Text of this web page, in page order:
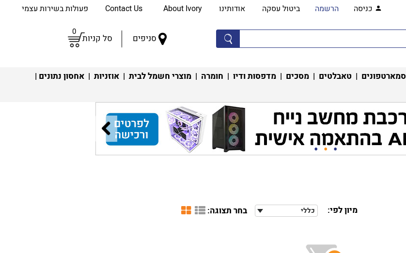
כניסה הרשמה ביטול עסקה אודותינו About Ivory פעולות בשירות עצמי
סניפים סל קניות
0
סמארטפונים | טאבלטים | מסכים | מדפסות ודיו | חומרה | מוצרי חשמל לבית | אוזניות | אחסון נתונים |
מיון לפי: כללי בחר תצוגה: